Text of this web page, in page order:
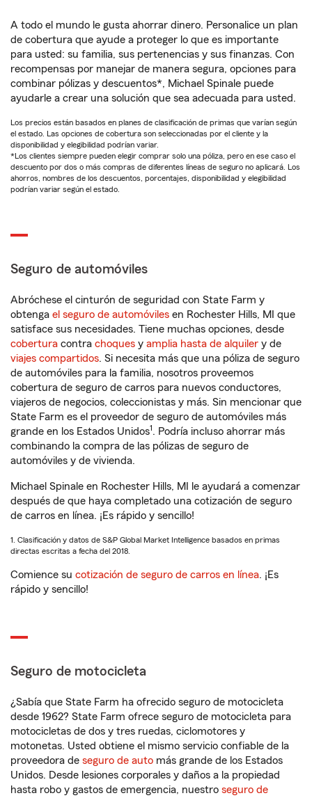
A todo el mundo le gusta ahorrar dinero. Personalice un plan
de cobertura que ayude a proteger lo que es importante
para usted: su familia, sus pertenencias y sus finanzas. Con
recompensas por manejar de manera segura, opciones para
combinar pólizas y descuentos*, Michael Spinale puede
ayudarle a crear una solución que sea adecuada para usted.
Los precios están basados en planes de clasificación de primas que varían según
el estado. Las opciones de cobertura son seleccionadas por el cliente y la
disponibilidad y elegibilidad podrían variar.
*Los clientes siempre pueden elegir comprar solo una póliza, pero en ese caso el
descuento por dos o más compras de diferentes líneas de seguro no aplicará. Los
ahorros, nombres de los descuentos, porcentajes, disponibilidad y elegibilidad
podrían variar según el estado.
Seguro de automóviles
Abróchese el cinturón de seguridad con State Farm y
obtenga el seguro de automóviles en Rochester Hills, MI que
satisface sus necesidades. Tiene muchas opciones, desde
cobertura contra choques y amplia hasta de alquiler y de
viajes compartidos. Si necesita más que una póliza de seguro
de automóviles para la familia, nosotros proveemos
cobertura de seguro de carros para nuevos conductores,
viajeros de negocios, coleccionistas y más. Sin mencionar que
State Farm es el proveedor de seguro de automóviles más
grande en los Estados Unidos1. Podría incluso ahorrar más
combinando la compra de las pólizas de seguro de
automóviles y de vivienda.
Michael Spinale en Rochester Hills, MI le ayudará a comenzar
después de que haya completado una cotización de seguro
de carros en línea. ¡Es rápido y sencillo!
1. Clasificación y datos de S&P Global Market Intelligence basados en primas
directas escritas a fecha del 2018.
Comience su cotización de seguro de carros en línea. ¡Es
rápido y sencillo!
Seguro de motocicleta
¿Sabía que State Farm ha ofrecido seguro de motocicleta
desde 1962? State Farm ofrece seguro de motocicleta para
motocicletas de dos y tres ruedas, ciclomotores y
motonetas. Usted obtiene el mismo servicio confiable de la
proveedora de seguro de auto más grande de los Estados
Unidos. Desde lesiones corporales y daños a la propiedad
hasta robo y gastos de emergencia, nuestro seguro de